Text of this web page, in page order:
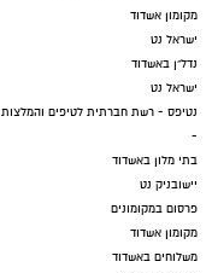
מקומון אשדוד
ישראל נט
נדל"ן באשדוד
ישראל נט
נטיפס - רשת חברתית לטיפים והמלצות
-
בתי מלון באשדוד
יישובניק נט
פרסום במקומונים
מקומון אשדוד
משלוחים באשדוד